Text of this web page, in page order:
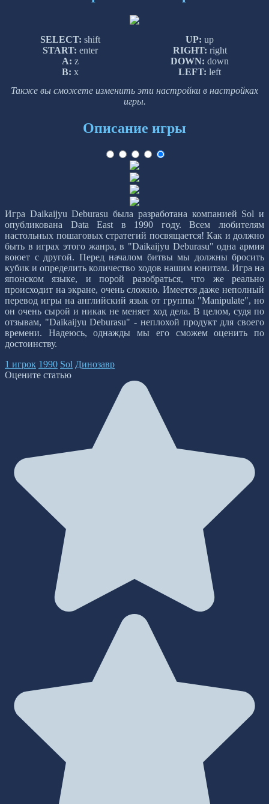
SELECT: shift
START: enter
A: z
B: x
UP: up
RIGHT: right
DOWN: down
LEFT: left
Также вы сможете изменить эти настройки в настройках
игры.
Описание игры
Игра Daikaijyu Deburasu была разработана компанией Sol и
опубликована Data East в 1990 году. Всем любителям
настольных пошаговых стратегий посвящается! Как и должно
быть в играх этого жанра, в "Daikaijyu Deburasu" одна армия
воюет с другой. Перед началом битвы мы должны бросить
кубик и определить количество ходов нашим юнитам. Игра на
японском языке, и порой разобраться, что же реально
происходит на экране, очень сложно. Имеется даже неполный
перевод игры на английский язык от группы "Manipulate", но
он очень сырой и никак не меняет ход дела. В целом, судя по
отзывам, "Daikaijyu Deburasu" - неплохой продукт для своего
времени. Надеюсь, однажды мы его сможем оценить по
достоинству.
1 игрок 1990 Sol Динозавр
Оцените статью